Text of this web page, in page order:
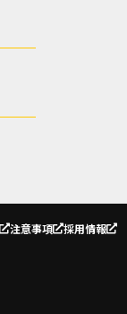
注意事項 採用情報